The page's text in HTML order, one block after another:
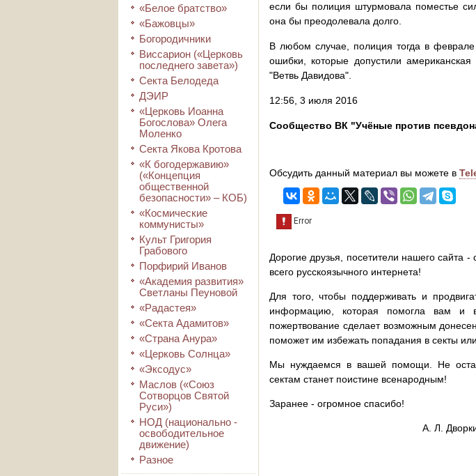
«Белое братство»
«Бажовцы»
Богородичники
Виссарион («Церковь
последнего завета»)
Секта Белодеда
ДЭИР
«Церковь Иоанна
Богослова» Олега
Моленко
Секта Якова Кротова
«К богодержавию»
(«Концепция
общественной
безопасности» – КОБ)
«Космические
коммунисты»
Культ Григория
Грабового
Порфирий Иванов
«Академия развития»
Светланы Пеуновой
«Радастея»
«Секта Адамитов»
«Страна Анура»
«Церковь Солнца»
«Эксодус»
Маслов («Союз
Сотворцов Святой
Руси»)
НОД (национально -
освободительное
движение)
Разное
если бы полиция штурмовала поместье
она бы преодолевала долго.
В любом случае, полиция тогда в
ошибки, которые допустили
"Ветвь Давидова".
12:56, 3 июля 2016
Сообщество ВК "Учёные против
Обсудить данный материал вы можете в
Дорогие друзья, посетители нашего сайта -
всего русскоязычного интернета!
Для того, чтобы поддерживать и
информацию, которая помогла вам и
пожертвование сделает возможным
поможет им избежать попадания в секты
Мы нуждаемся в вашей помощи. Не
сектам станет поистине всенародным!
Заранее - огромное спасибо!
А. Л.